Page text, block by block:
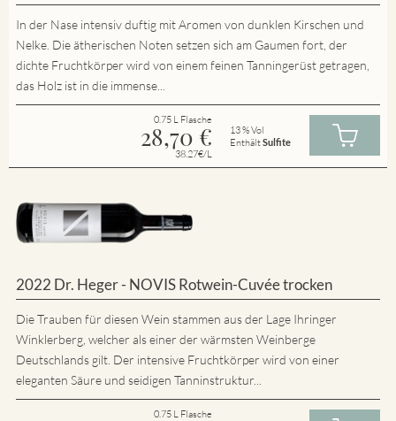
In der Nase intensiv duftig mit Aromen von dunklen Kirschen und
Nelke. Die ätherischen Noten setzen sich am Gaumen fort, der
dichte Fruchtkörper wird von einem feinen Tanningerüst getragen,
das Holz ist in die immense...
0.75 L Flasche
28,70 €
38.27€/L
13 % Vol
EnthältSulfite
2022 Dr. Heger - NOVIS Rotwein-Cuvée trocken
Die Trauben für diesen Wein stammen aus der Lage Ihringer
Winklerberg, welcher als einer der wärmsten Weinberge
Deutschlands gilt. Der intensive Fruchtkörper wird von einer
eleganten Säure und seidigen Tanninstruktur...
0.75 L Flasche